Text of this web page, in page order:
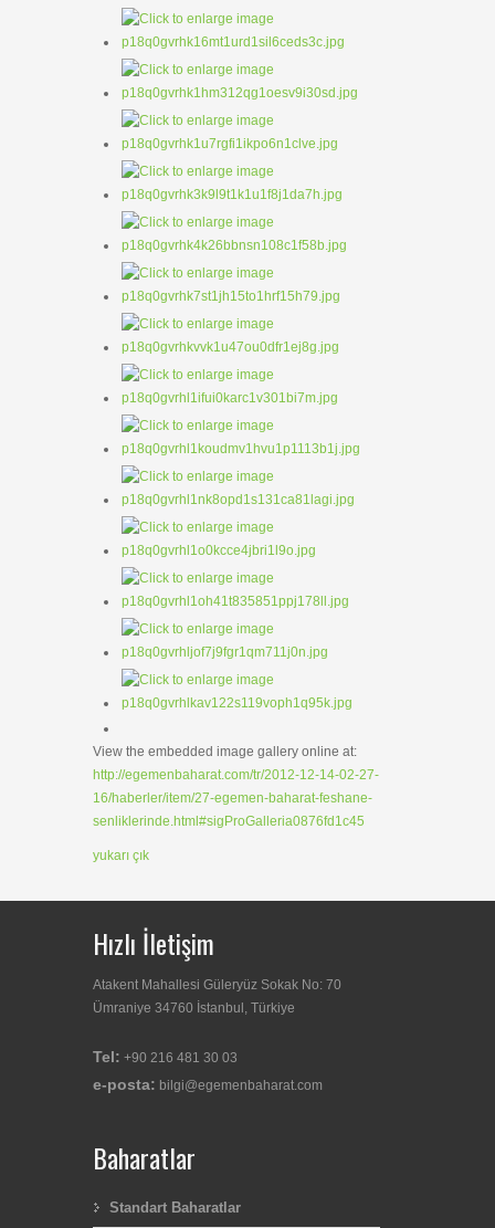
View the embedded image gallery online at:
http://egemenbaharat.com/tr/2012-12-14-02-27-
16/haberler/item/27-egemen-baharat-feshane-
senliklerinde.html#sigProGalleria0876fd1c45
yukarı çık
Hızlı İletişim
Atakent Mahallesi Güleryüz Sokak No: 70
Ümraniye 34760 İstanbul, Türkiye
Tel: +90 216 481 30 03
e-posta: bilgi@egemenbaharat.com
Baharatlar
Standart Baharatlar